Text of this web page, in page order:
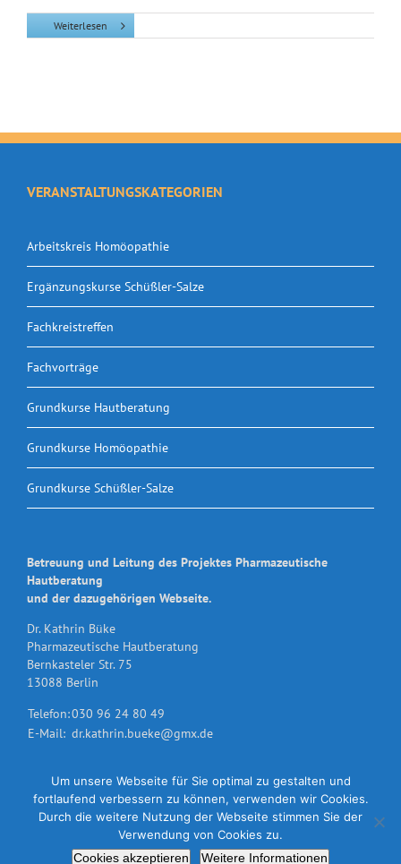
Weiterlesen
VERANSTALTUNGSKATEGORIEN
Arbeitskreis Homöopathie
Ergänzungskurse Schüßler-Salze
Fachkreistreffen
Fachvorträge
Grundkurse Hautberatung
Grundkurse Homöopathie
Grundkurse Schüßler-Salze
Betreuung und Leitung des Projektes Pharmazeutische
Hautberatung
und der dazugehörigen Webseite.
Dr. Kathrin Büke
Pharmazeutische Hautberatung
Bernkasteler Str. 75
13088 Berlin
Telefon:030 96 24 80 49
E-Mail: dr.kathrin.bueke@gmx.de
Dr. Kathrin Büke | Bernkasteler Str. 75 | 13088 Berlin | Telefon: +49 (0)30
Um unsere Webseite für Sie optimal zu gestalten und
fortlaufend verbessern zu können, verwenden wir Cookies.
Durch die weitere Nutzung der Webseite stimmen Sie der
Verwendung von Cookies zu.
Cookies akzeptieren
Weitere Informationen